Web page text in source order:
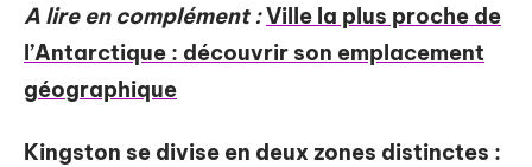
A lire en complément :Ville la plus proche de
l’Antarctique : découvrir son emplacement
géographique
Kingston se divise en deux zones distinctes :